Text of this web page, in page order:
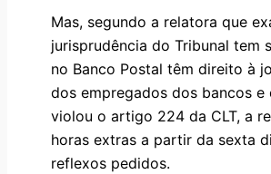
Mas, segundo a relatora que
jurisprudência do Tribunal tem
no Banco Postal têm direito à
dos empregados dos bancos e
violou o artigo 224 da CLT, a
horas extras a partir da sexta
reflexos pedidos.